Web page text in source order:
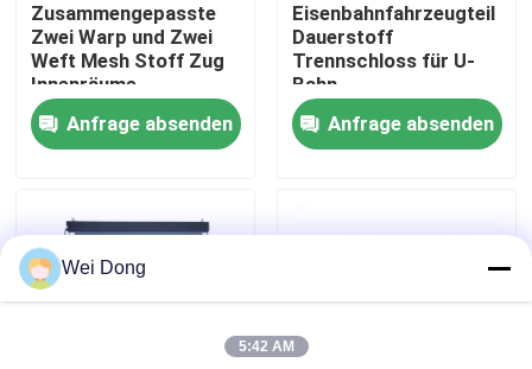
Kontakt mit uns
Neuigkeiten
Blog
Bitte um ein Angebot
Zusammengepasste
Zwei Warp und Zwei
Weft Mesh Stoff Zug
Innenräume
Fenstergewebe
Anfrage absenden
Eisenbahnfahrzeugteil
Dauerstoff
Trennschloss für U-
Bahn-
Hochgeschwindigkeitszug
Anfrage absenden
Wei Dong
5:42 AM